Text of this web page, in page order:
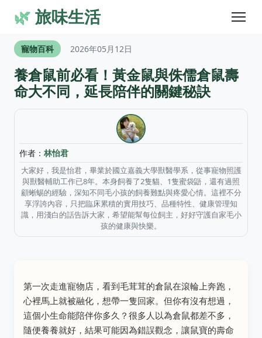
🌿旅味生活
寵物百科 2026年05月12日
養倉鼠前必看！黃金鼠與侏儒倉鼠壽
命大不同，延長陪伴的關鍵秘訣
作者： 林怡君
大家好，我是怡君，畢業於國立嘉義大學獸醫學系，從事寵物照護
與獸醫輔助工作已8年。本身飼養了2隻貓、1隻蜜袋鼯，還有過照
顧蜥蜴的經驗，深知不同毛小孩的飼養難點與疼愛心情。這裡不分
享浮誇內容，只把臨床累積的實用技巧、品種特性、健康管理知
識，用淺白的話告訴大家，希望能幫每位飼主，好好守護自家毛小
孩的健康與快樂。
第一次走進寵物店，看到毛茸茸的倉鼠在滾輪上奔跑，
心裡馬上就被融化，想帶一隻回家。但你有沒有想過，
這個小生命能陪伴你多久？很多人以為倉鼠都差不多，
隨便養養就好，結果可能因為錯誤觀念，讓鼠寶的壽命